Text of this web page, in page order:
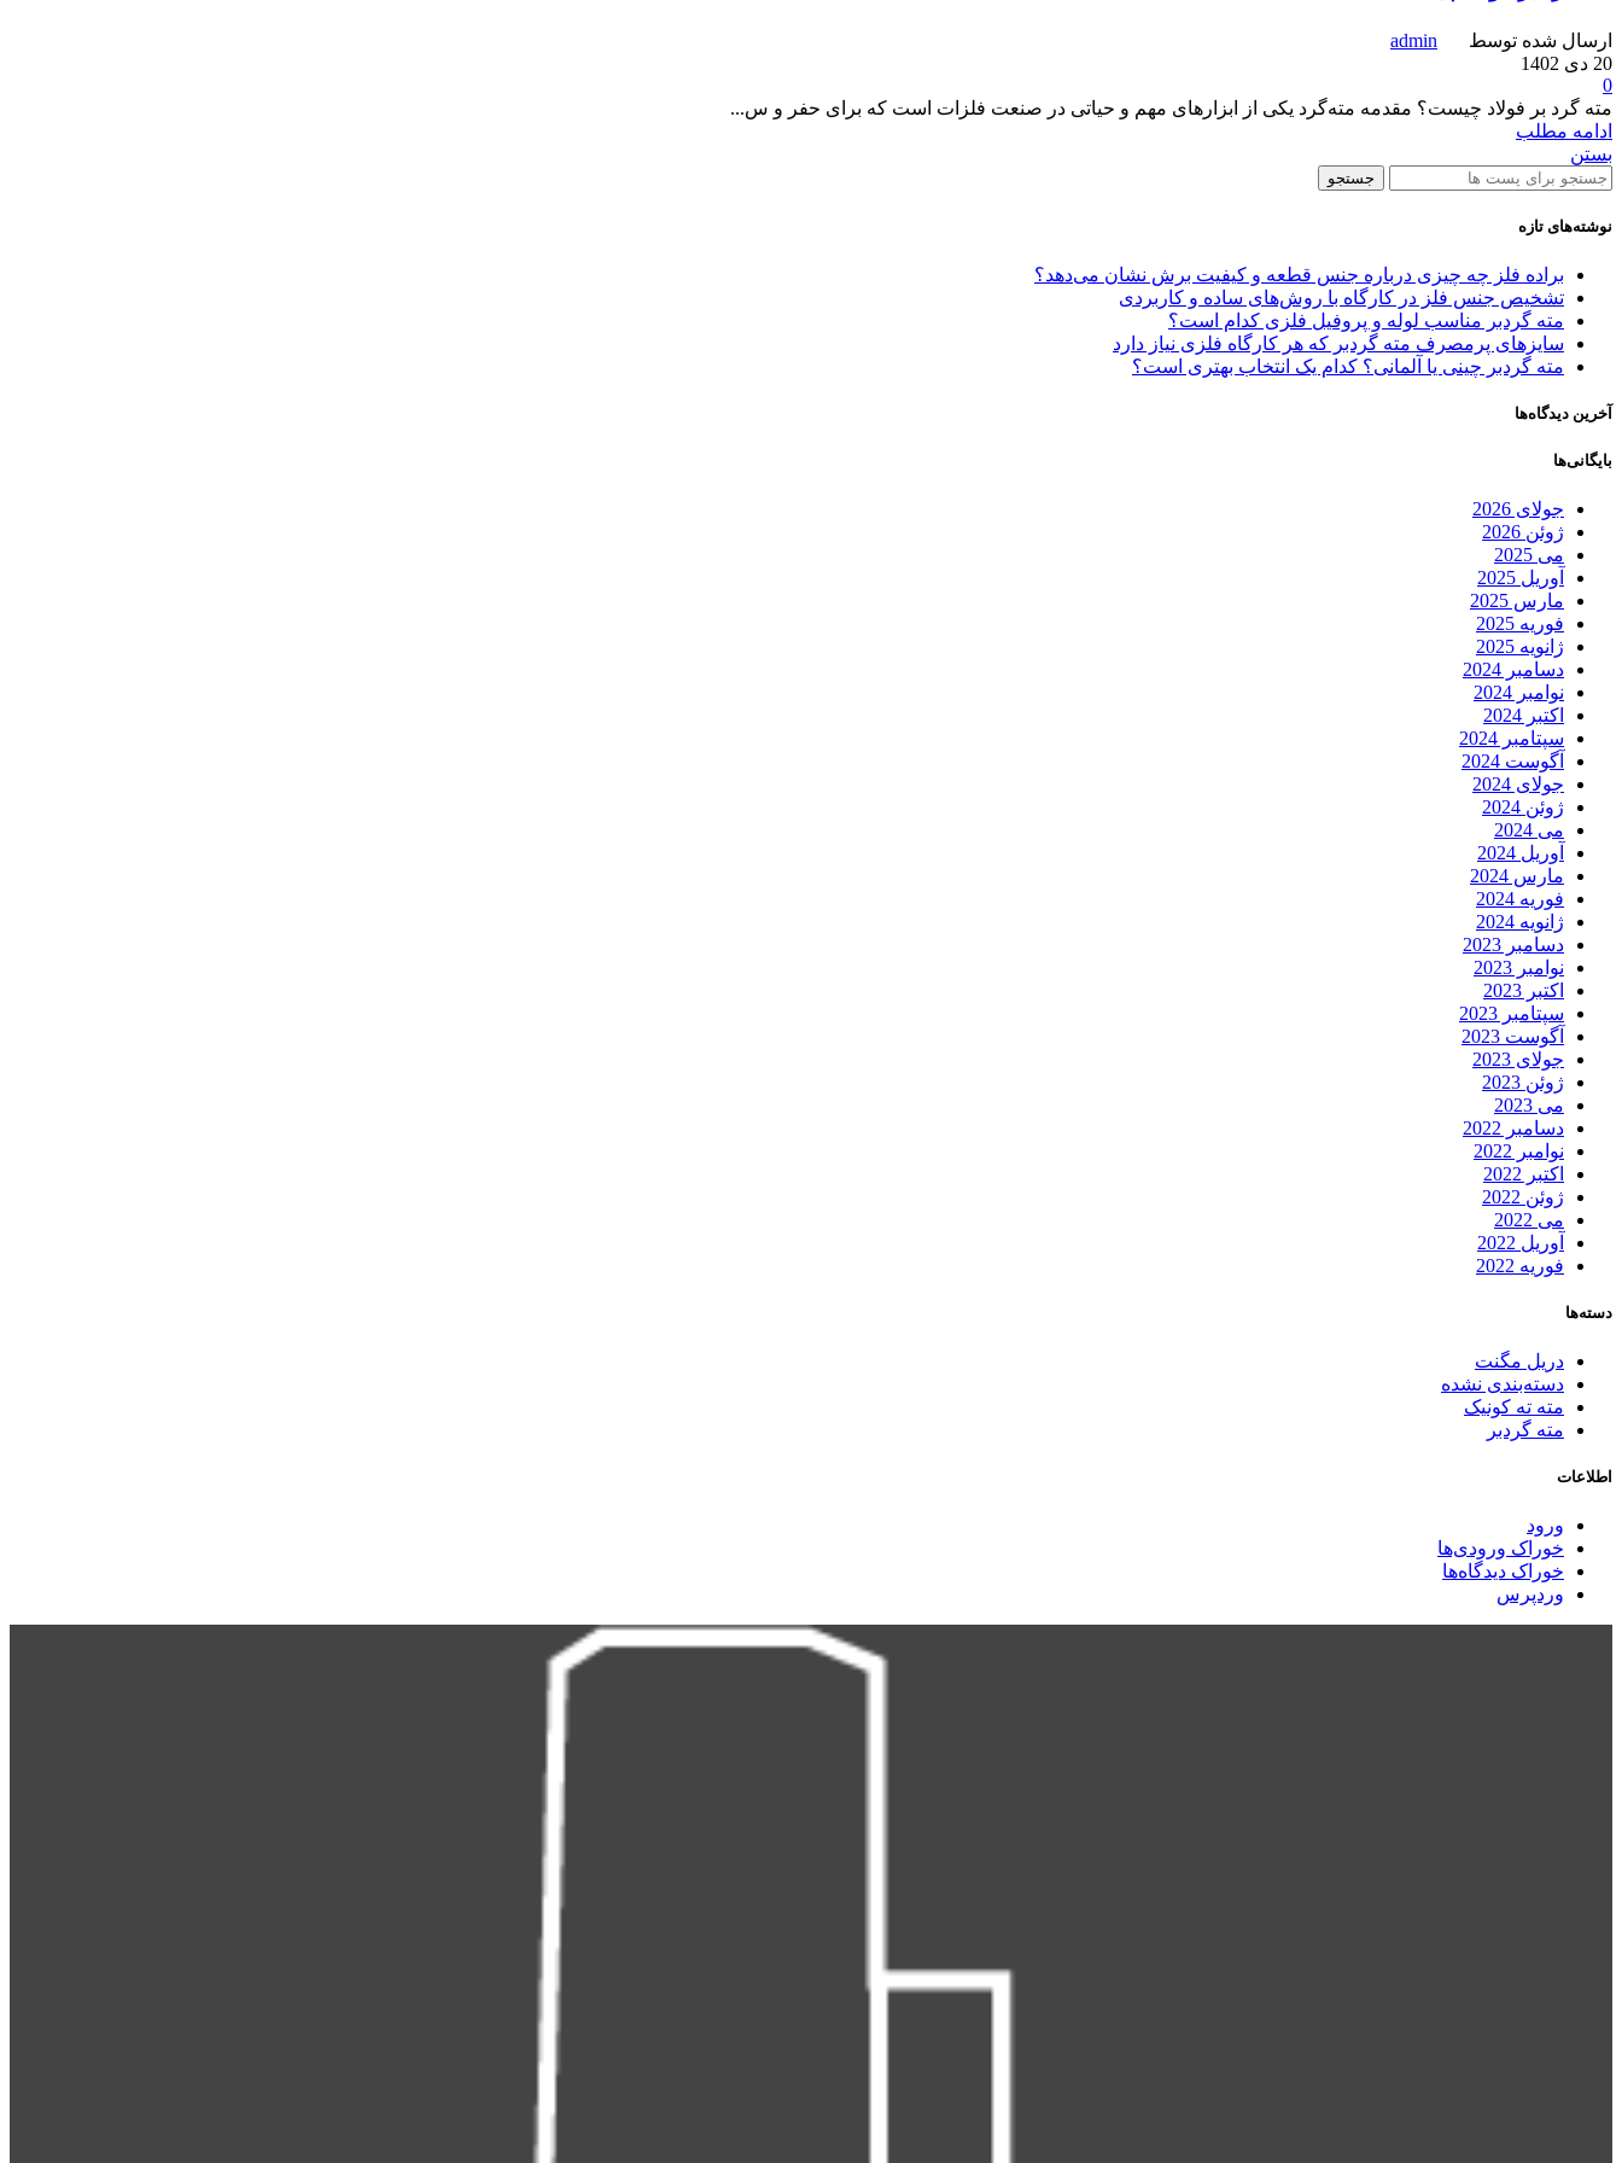
ارسال شده توسط
admin
20 دی 1402
0
مته گرد بر فولاد چیست؟ مقدمه مته‌گرد یکی از ابزارهای مهم و حیاتی در صنعت فلزات است که برای حفر و س...
ادامه مطلب
بستن
جستجو
نوشته‌های تازه
براده فلز چه چیزی درباره جنس قطعه و کیفیت برش نشان می‌دهد؟
تشخیص جنس فلز در کارگاه با روش‌های ساده و کاربردی
مته گردبر مناسب لوله و پروفیل فلزی کدام است؟
سایزهای پرمصرف مته گردبر که هر کارگاه فلزی نیاز دارد
مته گردبر چینی یا آلمانی؟ کدام یک انتخاب بهتری است؟
آخرین دیدگاه‌ها
بایگانی‌ها
جولای 2026
ژوئن 2026
می 2025
آوریل 2025
مارس 2025
فوریه 2025
ژانویه 2025
دسامبر 2024
نوامبر 2024
اکتبر 2024
سپتامبر 2024
آگوست 2024
جولای 2024
ژوئن 2024
می 2024
آوریل 2024
مارس 2024
فوریه 2024
ژانویه 2024
دسامبر 2023
نوامبر 2023
اکتبر 2023
سپتامبر 2023
آگوست 2023
جولای 2023
ژوئن 2023
می 2023
دسامبر 2022
نوامبر 2022
اکتبر 2022
ژوئن 2022
می 2022
آوریل 2022
فوریه 2022
دسته‌ها
دریل مگنت
دسته‌بندی نشده
مته ته کونیک
مته گردبر
اطلاعات
ورود
خوراک ورودی‌ها
خوراک دیدگاه‌ها
وردپرس